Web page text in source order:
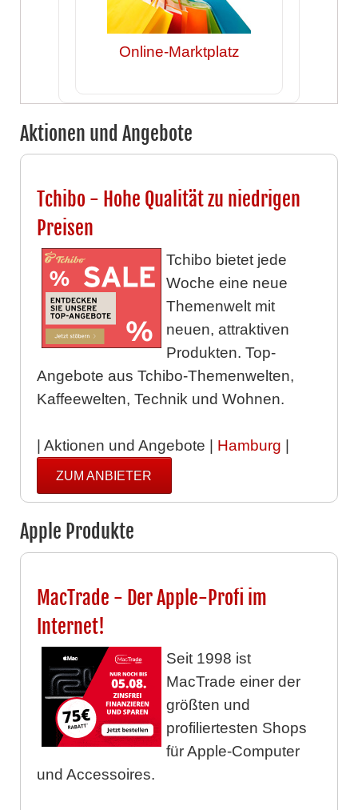
Online-Marktplatz
Aktionen und Angebote
Tchibo - Hohe Qualität zu niedrigen
Preisen
Tchibo bietet jede
Woche eine neue
Themenwelt mit
neuen, attraktiven
Produkten. Top-
Angebote aus Tchibo-Themenwelten,
Kaffeewelten, Technik und Wohnen.
| Aktionen und Angebote | Hamburg
ZUM ANBIETER
Apple Produkte
MacTrade - Der Apple-Profi im
Internet!
Seit 1998 ist
MacTrade einer der
größten und
profiliertesten Shops
für Apple-Computer
und Accessoires.